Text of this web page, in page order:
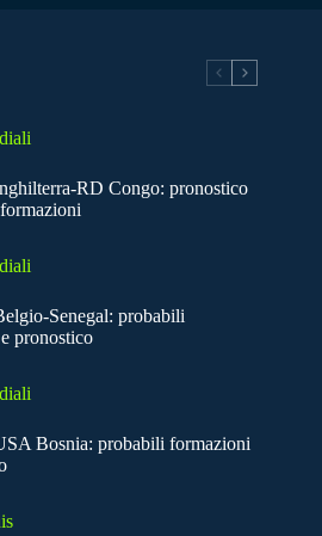
RD Congo: pronostico
Senegal: probabili
pronostico
Bosnia: probabili formazioni